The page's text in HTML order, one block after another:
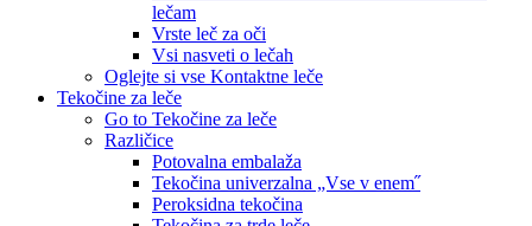
lečam
Vrste leč za oči
Vsi nasveti o lečah
Oglejte si vse Kontaktne leče
Tekočine za leče
Go to Tekočine za leče
Različice
Potovalna embalaža
Tekočina univerzalna „Vse v enem˝
Peroksidna tekočina